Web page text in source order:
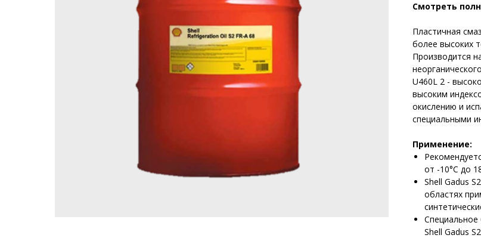
Смотреть
Пластичная
более высоких
Производится
U460L 2 -
высоким
окислению и
специальными
Применение:
от -10°C до
Shell Gadus
областях
Специальное
Shell Gadus